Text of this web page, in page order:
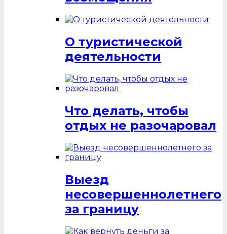
О туристической
деятельности
Что делать, чтобы
отдых не разочаровал
Выезд
несовершеннолетнего
за границу